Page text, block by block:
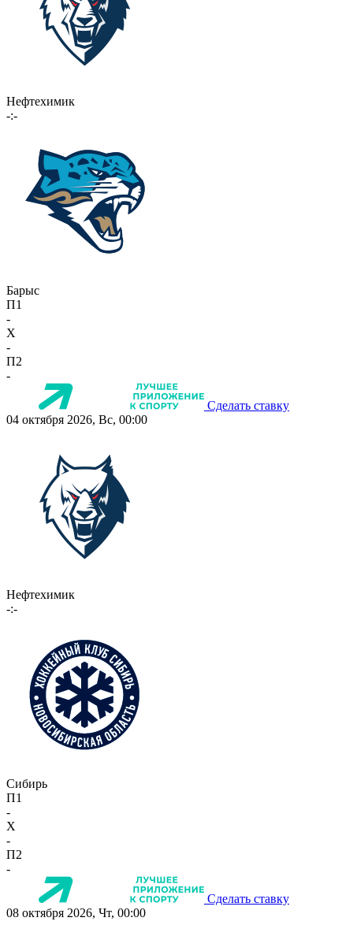
Нефтехимик
-:-
Барыс
П1
-
X
-
П2
-
Сделать ставку
04 октября 2026, Вс, 00:00
Нефтехимик
-:-
Сибирь
П1
-
X
-
П2
-
Сделать ставку
08 октября 2026, Чт, 00:00